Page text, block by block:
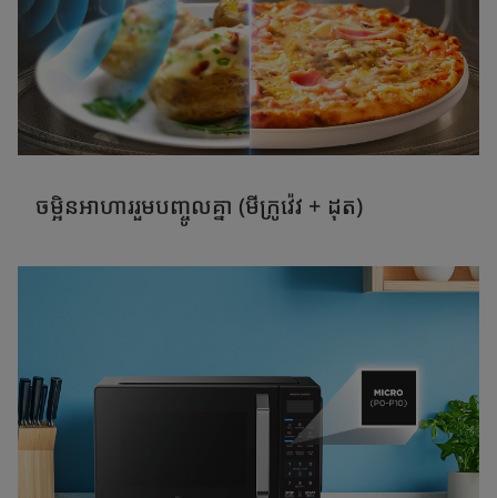
ចម្អិនអាហាររួមបញ្ចូលគ្នា (មីក្រូវ៉េវ + ដុត)